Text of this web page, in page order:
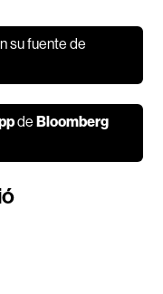
su fuente de
deBloomberg